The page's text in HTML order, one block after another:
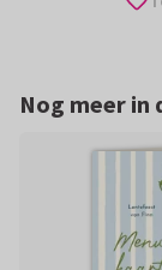
Nog meer in